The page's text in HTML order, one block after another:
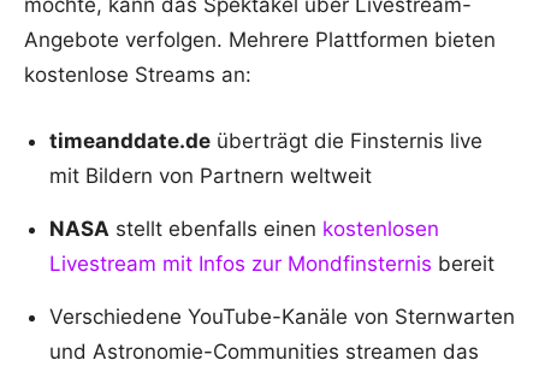
möchte, kann das Spektakel über Livestream-
Angebote verfolgen. Mehrere Plattformen bieten
kostenlose Streams an:
timeanddate.de überträgt die Finsternis live
mit Bildern von Partnern weltweit
NASA stellt ebenfalls einen kostenlosen
Livestream mit Infos zur Mondfinsternis bereit
Verschiedene YouTube-Kanäle von Sternwarten
und Astronomie-Communities streamen das